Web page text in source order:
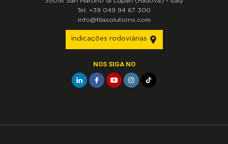
Tel. +39 049 94 67 300
info@filasolutions.com
indicações rodoviárias
NOS SIGA NO